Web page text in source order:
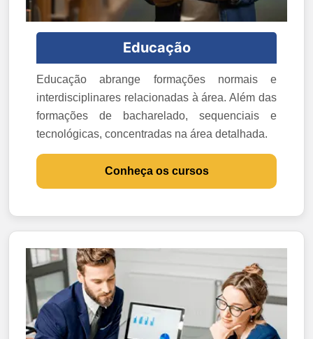
Educação
Educação abrange formações normais e
interdisciplinares relacionadas à área. Além das
formações de bacharelado, sequenciais e
tecnológicas, concentradas na área detalhada.
Conheça os cursos